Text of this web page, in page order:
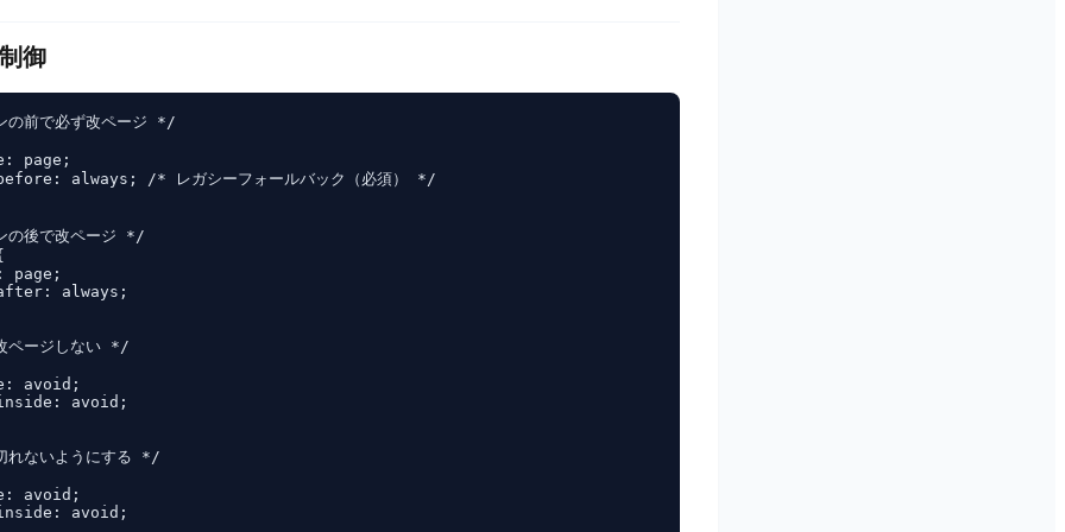
御
の前で必ず改ページ */
page;
always; /* レガシーフォールバック（必須） */
の後で改ページ */
page;
always;
ページしない */
avoid;
avoid;
れないようにする */
avoid;
avoid;